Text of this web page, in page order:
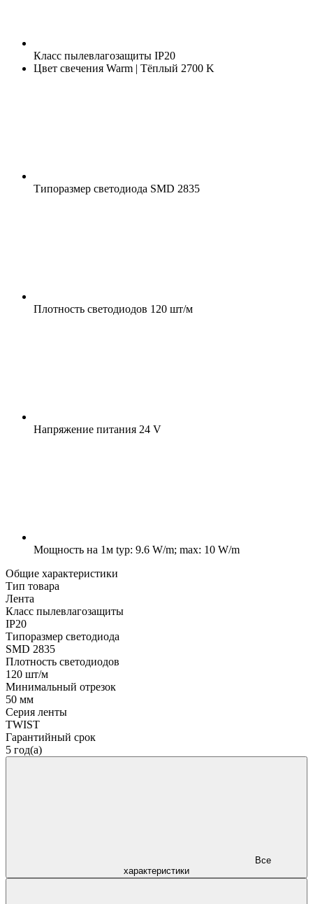
Класс пылевлагозащиты IP20
Цвет свечения Warm | Тёплый 2700 K
Типоразмер светодиода SMD 2835
Плотность светодиодов 120 шт/м
Напряжение питания 24 V
Мощность на 1м typ: 9.6 W/m; max: 10 W/m
Общие характеристики
Тип товара
Лента
Класс пылевлагозащиты
IP20
Типоразмер светодиода
SMD 2835
Плотность светодиодов
120 шт/м
Минимальный отрезок
50 мм
Серия ленты
TWIST
Гарантийный срок
5 год(а)
характеристики